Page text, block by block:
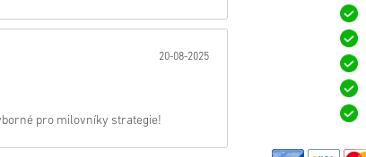
20-08-2025
pro milovníky strategie!